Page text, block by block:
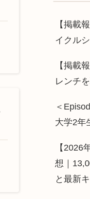
【掲載
イクル
【掲載
レンチ
＜
大学2年
【2026
想｜
と最新